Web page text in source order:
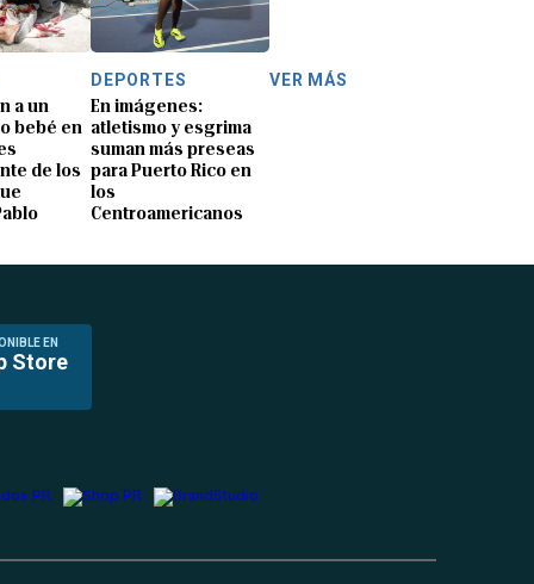
a un
bebé en
de los
DEPORTES
En imágenes:
atletismo y esgrima
suman más preseas
para Puerto Rico en
los
Centroamericanos
VER MÁS
EN
Store